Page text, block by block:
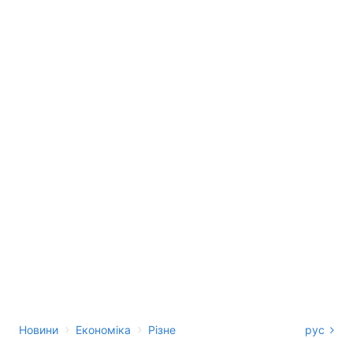
Новини › Економіка › Різне рус